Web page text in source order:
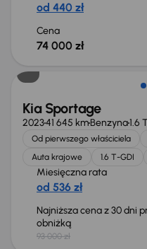
od 440 zł
Cena
74 000 zł
Kia Sportage
202341 645 kmBenzyna1.6
Od pierwszego właściciela
Auta krajowe
1.6 T-GDI
Miesięczna rata
od 536 zł
Najniższa cena z 30 dni
obniżką
93 000 zł
Taniej o 500 zł